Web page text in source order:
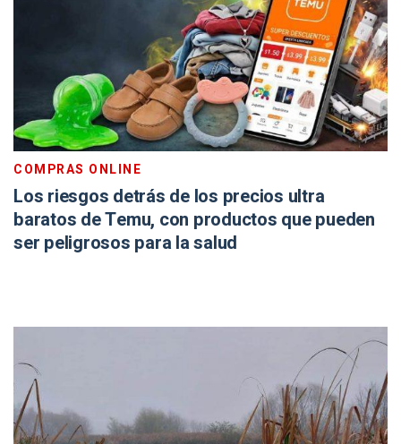
COMPRAS ONLINE
Los riesgos detrás de los precios ultra
baratos de Temu, con productos que pueden
ser peligrosos para la salud